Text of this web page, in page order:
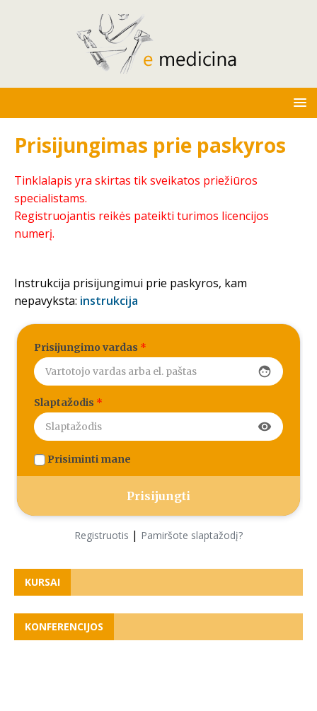
Prisijungimas prie paskyros
Tinklalapis yra skirtas tik sveikatos priežiūros
specialistams.
Registruojantis reikės pateikti turimos licencijos
numerį.
Instrukcija prisijungimui prie paskyros, kam
nepavyksta: instrukcija
Prisijungimo vardas *
face
Slaptažodis *
visibility
Prisiminti mane
Registruotis | Pamiršote slaptažodį?
KURSAI
KONFERENCIJOS